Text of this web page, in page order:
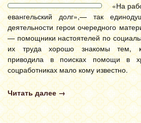
«На
евангельский долг»,— так
деятельности герои очередного
— помощники настоятелей по
их труда хорошо знакомы тем,
приводила в поисках помощи в
соцработниках мало кому известно.
Читать далее →